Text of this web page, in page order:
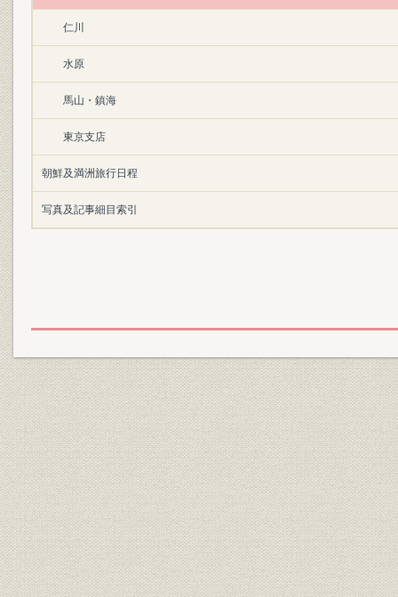
仁川
水原
馬山・鎮海
東京支店
朝鮮及満洲旅行日程
写真及記事細目索引